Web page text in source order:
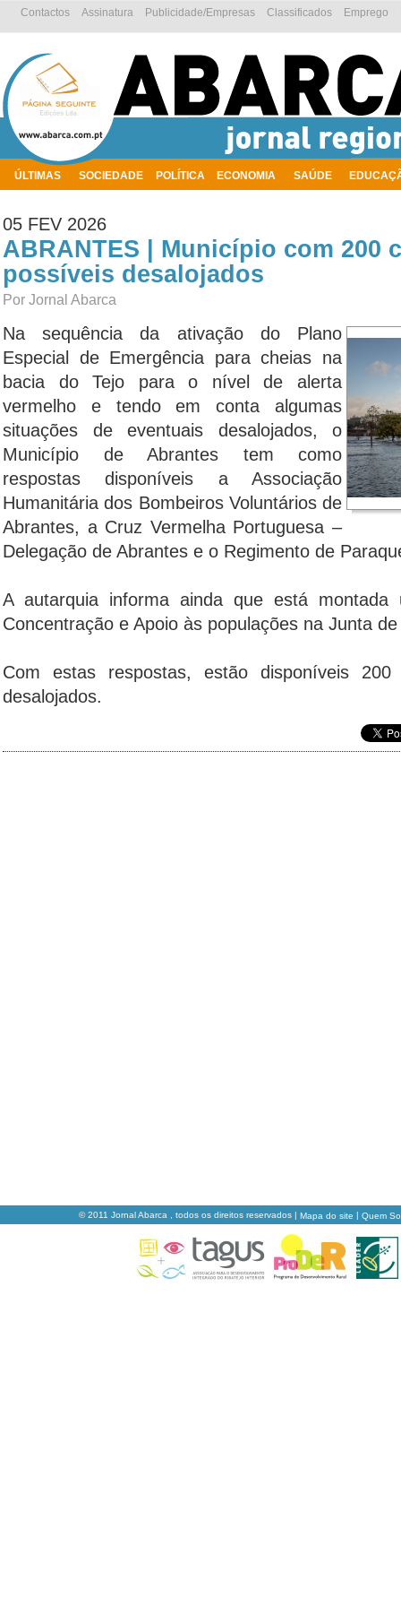
ÚLTIMAS SOCIEDADE POLÍTICA ECONOMIA SAÚDE
Emprego
Classificados
Publicidade/Empresas
Assinatura
Contactos
05 FEV 2026
ABRANTES | Município com 200
possíveis desalojados
Por Jornal Abarca
Na sequência da ativação do Plano
Especial de Emergência para cheias na
bacia do Tejo para o nível de alerta
vermelho e tendo em conta algumas
situações de eventuais desalojados, o
Município de Abrantes tem como
respostas disponíveis a Associação
Humanitária dos Bombeiros Voluntários de
Abrantes, a Cruz Vermelha Portuguesa –
Delegação de Abrantes e o Regimento de
A autarquia informa ainda que está
Concentração e Apoio às populações na Junta
Com estas respostas, estão disponíveis
desalojados.
© 2011 Jornal Abarca , todos os direitos reservados | Mapa do site | Quem